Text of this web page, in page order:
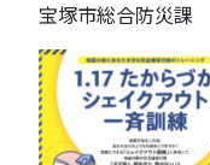
宝塚市総合防災課